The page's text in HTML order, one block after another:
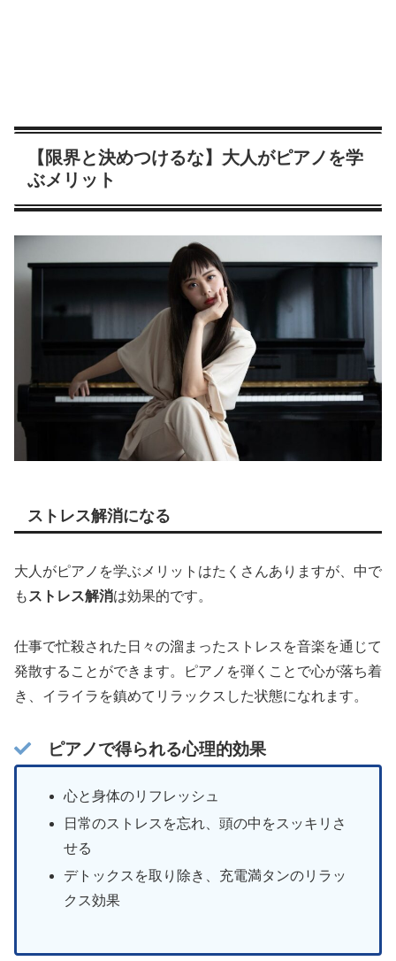
【限界と決めつけるな】大人がピアノを学
ぶメリット
ストレス解消になる
大人がピアノを学ぶメリットはたくさんありますが、中で
も ストレス解消は効果的です。
仕事で忙殺された日々の溜まったストレスを音楽を通じて
発散することができます。ピアノを弾くことで心が落ち着
き、イライラを鎮めてリラックスした状態になれます。
ピアノで得られる心理的効果
心と身体のリフレッシュ
日常のストレスを忘れ、頭の中をスッキリさ
せる
デトックスを取り除き、充電満タンのリラッ
クス効果